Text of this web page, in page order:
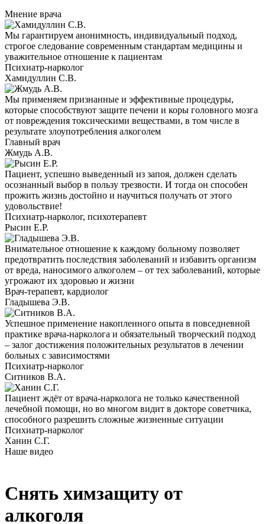
Мнение врача
Мы гарантируем анонимность, индивидуальный подход,
строгое следование современным стандартам медицины и
уважительное отношение к пациентам
Психиатр-нарколог
Хамидуллин С.В.
Мы применяем признанные и эффективные процедуры,
которые способствуют защите печени и коры головного мозга
от повреждения токсическими веществами, в том числе в
результате злоупотребления алкоголем
Главный врач
Жмудь А.В.
Пациент, успешно выведенный из запоя, должен сделать
осознанный выбор в пользу трезвости. И тогда он способен
прожить жизнь достойно и научиться получать от этого
удовольствие!
Психиатр-нарколог, психотерапевт
Рысин Е.Р.
Внимательное отношение к каждому больному позволяет
предотвратить последствия заболеваний и избавить организм
от вреда, наносимого алкоголем – от тех заболеваний, которые
угрожают их здоровью и жизни
Врач-терапевт, кардиолог
Гладышева Э.В.
Успешное применение накопленного опыта в повседневной
практике врача-нарколога и обязательный творческий подход
– залог достижения положительных результатов в лечении
больных с зависимостями
Психиатр-нарколог
Ситников В.А.
Пациент ждёт от врача-нарколога не только качественной
лечебной помощи, но во многом видит в докторе советчика,
способного разрешить сложные жизненные ситуации
Психиатр-нарколог
Ханин С.Г.
Наше видео
Снять химзащиту от
алкоголя